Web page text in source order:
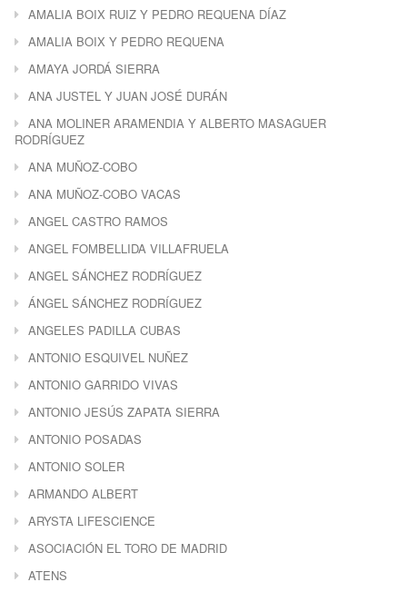
AMALIA BOIX RUIZ Y PEDRO REQUENA DÍAZ
AMALIA BOIX Y PEDRO REQUENA
AMAYA JORDÁ SIERRA
ANA JUSTEL Y JUAN JOSÉ DURÁN
ANA MOLINER ARAMENDIA Y ALBERTO MASAGUER
RODRÍGUEZ
ANA MUÑOZ-COBO
ANA MUÑOZ-COBO VACAS
ANGEL CASTRO RAMOS
ANGEL FOMBELLIDA VILLAFRUELA
ANGEL SÁNCHEZ RODRÍGUEZ
ÁNGEL SÁNCHEZ RODRÍGUEZ
ANGELES PADILLA CUBAS
ANTONIO ESQUIVEL NUÑEZ
ANTONIO GARRIDO VIVAS
ANTONIO JESÚS ZAPATA SIERRA
ANTONIO POSADAS
ANTONIO SOLER
ARMANDO ALBERT
ARYSTA LIFESCIENCE
ASOCIACIÓN EL TORO DE MADRID
ATENS